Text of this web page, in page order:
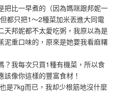
把比一早煮的（因為媽咪跟邦妮一
都只把1～2種菜加米丟進大同電
天邦妮都不太愛吃粥，我原以為是
泥重口味的，原來是她要我看麻糬
？我每次只買1種有機菜，所以食
該像你這樣的豐富食材！
是7kg而已，我却少根筋地沒什麼